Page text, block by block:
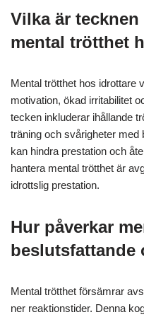
Vilka är
mental trötthet
Mental trötthet hos idrottare
motivation, ökad irritabilitet
tecken inkluderar ihållande
träning och svårigheter
kan hindra prestation och
hantera mental trötthet är
idrottslig prestation.
Hur påverkar
beslutsfattande
Mental trötthet försämrar
ner reaktionstider. Denna